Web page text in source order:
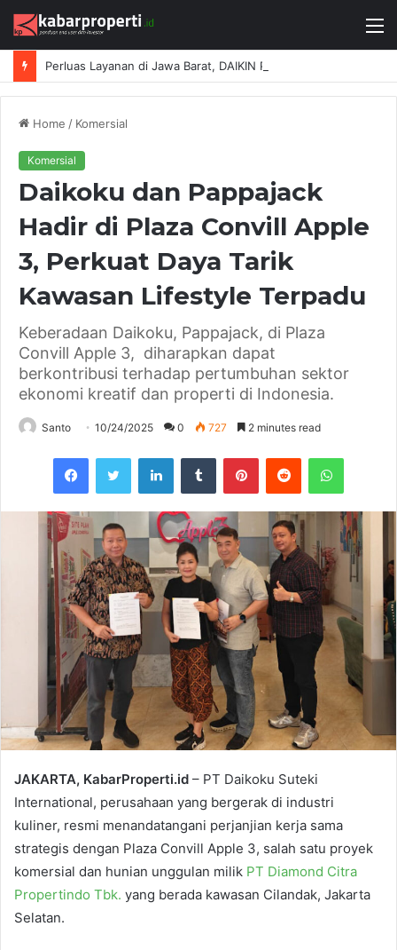
Home / Komersial
Komersial
Daikoku dan Pappajack
Hadir di Plaza Convill Apple
3, Perkuat Daya Tarik
Kawasan Lifestyle Terpadu
Keberadaan Daikoku, Pappajack, di Plaza
Convill Apple 3, diharapkan dapat
berkontribusi terhadap pertumbuhan sektor
ekonomi kreatif dan properti di Indonesia.
Santo 10/24/2025 0 727 2 minutes read
FacebookTwitter LinkedInTumblr PinterestReddit
JAKARTA, KabarProperti.id – PT Daikoku Suteki
International, perusahaan yang bergerak di industri
kuliner, resmi menandatangani perjanjian kerja sama
strategis dengan Plaza Convill Apple 3, salah satu proyek
komersial dan hunian unggulan milik PT Diamond Citra
Propertindo Tbk. yang berada kawasan Cilandak, Jakarta
Selatan.